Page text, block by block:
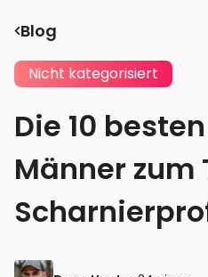
Blog
Nicht kategorisiert
Die 10
Männer zum